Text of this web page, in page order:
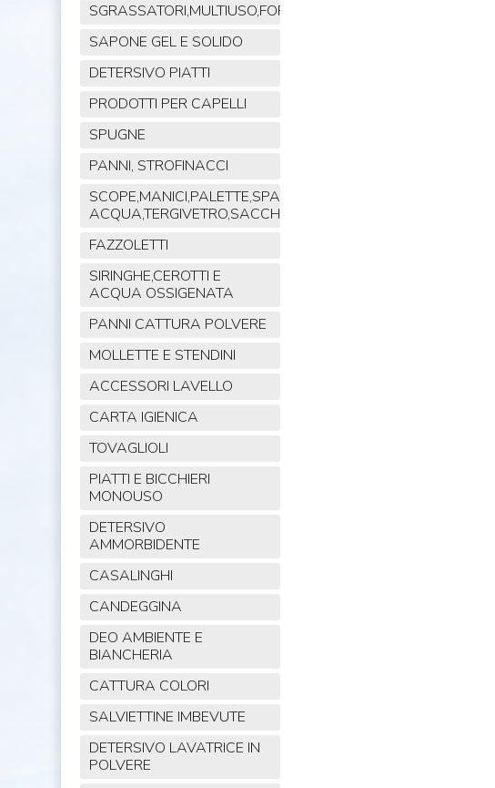
SGRASSATORI,MULTIUSO,FORNO,POLVERE,VETRI,AMMONIACA
SAPONE GEL E SOLIDO
DETERSIVO PIATTI
PRODOTTI PER CAPELLI
SPUGNE
PANNI, STROFINACCI
SCOPE,MANICI,PALETTE,SPAZZOLE,TIRA
ACQUA,TERGIVETRO,SACCHI,MOP
FAZZOLETTI
SIRINGHE,CEROTTI E
ACQUA OSSIGENATA
PANNI CATTURA POLVERE
MOLLETTE E STENDINI
ACCESSORI LAVELLO
CARTA IGIENICA
TOVAGLIOLI
PIATTI E BICCHIERI
MONOUSO
DETERSIVO
AMMORBIDENTE
CASALINGHI
CANDEGGINA
DEO AMBIENTE E
BIANCHERIA
CATTURA COLORI
SALVIETTINE IMBEVUTE
DETERSIVO LAVATRICE IN
POLVERE